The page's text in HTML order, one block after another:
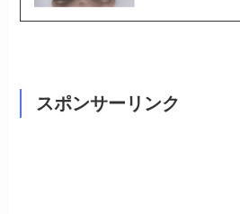
スポンサーリンク